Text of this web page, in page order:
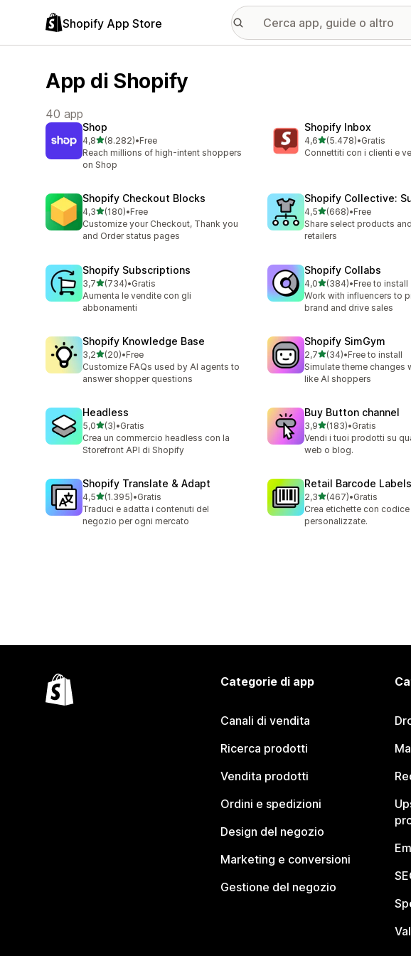
Shopify App Store
App di Shopify
40 app
Shop
4,8stelle su 5
(8.282)
8282 recensioni totali
•Free
Reach millions of high-intent shoppers
on Shop
Shopify Inbox
4,6stelle su 5
(5.478)
5478 recensioni totali
•Gratis
Connettiti con i clienti e
Shopify Checkout Blocks
4,3stelle su 5
(180)
180 recensioni totali
•Free
Customize your Checkout, Thank you
and Order status pages
Shopify Collective:
4,5stelle su 5
(668)
668 recensioni totali
•Free
Share select products
retailers
Shopify Subscriptions
3,7stelle su 5
(734)
734 recensioni totali
•Gratis
Aumenta le vendite con gli
abbonamenti
Shopify Collabs
4,0stelle su 5
(384)
384 recensioni totali
•Free to install
Work with influencers to
brand and drive sales
Shopify Knowledge Base
3,2stelle su 5
(20)
20 recensioni totali
•Free
Customize FAQs used by AI agents to
answer shopper questions
Shopify SimGym
2,7stelle su 5
(34)
34 recensioni totali
•Free to install
Simulate theme changes
like AI shoppers
Headless
5,0stelle su 5
(3)
3 recensioni totali
•Gratis
Crea un commercio headless con la
Storefront API di Shopify
Buy Button channel
3,9stelle su 5
(183)
183 recensioni totali
•Gratis
Vendi i tuoi prodotti su
web o blog.
Shopify Translate & Adapt
4,5stelle su 5
(1.395)
1395 recensioni totali
•Gratis
Traduci e adatta i contenuti del
negozio per ogni mercato
Retail Barcode Labels
2,3stelle su 5
(467)
467 recensioni totali
•Gratis
Crea etichette con codice
personalizzate.
Categorie di app
Canali di vendita
Ricerca prodotti
Vendita prodotti
Ordini e spedizioni
Design del negozio
Marketing e conversioni
Gestione del negozio